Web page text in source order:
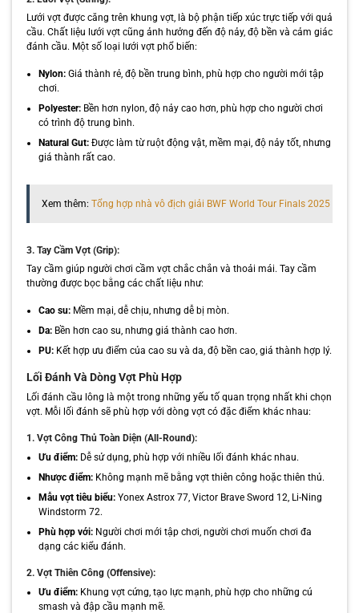
Lưới vợt được căng trên khung vợt, là bộ phận tiếp xúc trực tiếp với quả
cầu. Chất liệu lưới vợt cũng ảnh hưởng đến độ nảy, độ bền và cảm giác
đánh cầu. Một số loại lưới vợt phổ biến:
Nylon:Giá thành rẻ, độ bền trung bình, phù hợp cho người mới tập
chơi.
Polyester:Bền hơn nylon, độ nảy cao hơn, phù hợp cho người chơi
có trình độ trung bình.
Natural Gut:Được làm từ ruột động vật, mềm mại, độ nảy tốt, nhưng
giá thành rất cao.
Xem thêm: Tổng hợp nhà vô địch giải BWF World Tour Finals 2025
3. Tay Cầm Vợt (Grip):
Tay cầm giúp người chơi cầm vợt chắc chắn và thoải mái. Tay cầm
thường được bọc bằng các chất liệu như:
Cao su:Mềm mại, dễ chịu, nhưng dễ bị mòn.
Da:Bền hơn cao su, nhưng giá thành cao hơn.
PU:Kết hợp ưu điểm của cao su và da, độ bền cao, giá thành hợp lý.
Lối Đánh Và Dòng Vợt Phù Hợp
Lối đánh cầu lông là một trong những yếu tố quan trọng nhất khi chọn
vợt. Mỗi lối đánh sẽ phù hợp với dòng vợt có đặc điểm khác nhau:
1. Vợt Công Thủ Toàn Diện (All-Round):
Ưu điểm:Dễ sử dụng, phù hợp với nhiều lối đánh khác nhau.
Nhược điểm:Không mạnh mẽ bằng vợt thiên công hoặc thiên thủ.
Mẫu vợt tiêu biểu:Yonex Astrox 77, Victor Brave Sword 12, Li-Ning
Windstorm 72.
Phù hợp với:Người chơi mới tập chơi, người chơi muốn chơi đa
dạng các kiểu đánh.
2. Vợt Thiên Công (Offensive):
Ưu điểm:Khung vợt cứng, tạo lực mạnh, phù hợp cho những cú
smash và đập cầu mạnh mẽ.